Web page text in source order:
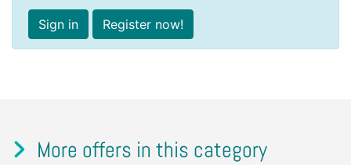
Sign in Register now!
More offers in this category